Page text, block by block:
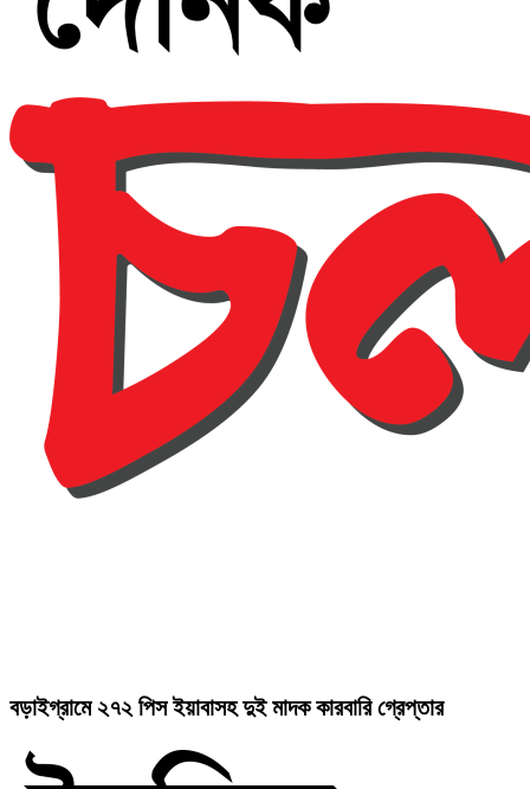
বড়াইগ্রামে ২৭২ পিস ইয়াবাসহ দুই মাদক কারবারি গ্রেপ্তার